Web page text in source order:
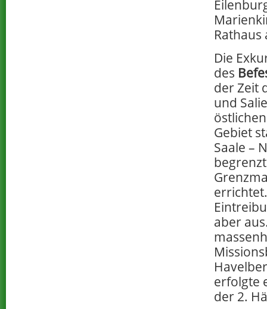
Die
des
der Zeit
und
Gebiet
Saale –
aber
erfolgte
der 2.